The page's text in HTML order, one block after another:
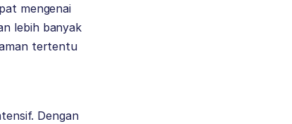
mengenai
lebih banyak
tertentu
Dengan